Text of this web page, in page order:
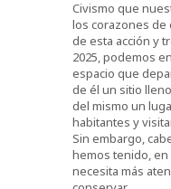
Civismo que
los corazones de
de esta acción y
2025, podemos
espacio que
de él un sitio
del mismo un
habitantes y
Sin embargo,
hemos tenido, en
necesita más